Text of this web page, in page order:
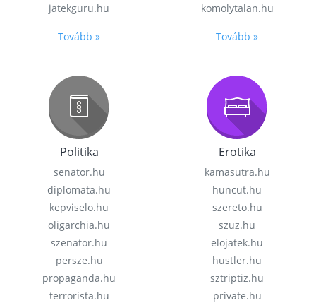
jatekguru.hu
Tovább »
komolytalan.hu
Tovább »
Politika
senator.hu
diplomata.hu
kepviselo.hu
oligarchia.hu
szenator.hu
persze.hu
propaganda.hu
terrorista.hu
Erotika
kamasutra.hu
huncut.hu
szereto.hu
szuz.hu
elojatek.hu
hustler.hu
sztriptiz.hu
private.hu